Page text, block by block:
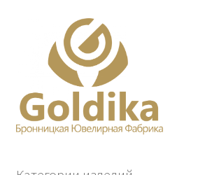
навигации
содержимому